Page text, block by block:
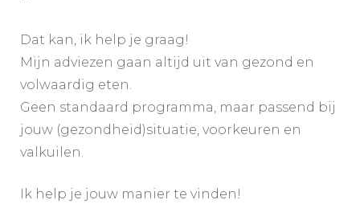
Dat kan, ik help je graag!
Mijn adviezen gaan altijd uit van gezond en
volwaardig eten.
Geen standaard programma, maar passend bij
jouw (gezondheid)situatie, voorkeuren en
valkuilen.
Ik help je jouw manier te vinden!